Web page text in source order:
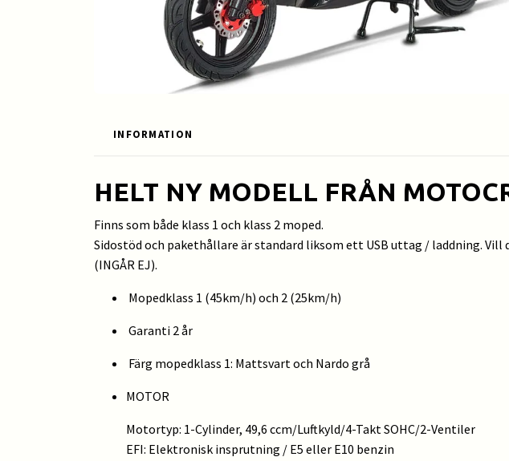
INFORMATION
HELT NY MODELL FRÅN
Finns som både klass 1 och klass 2 moped.
Sidostöd och pakethållare är standard liksom ett USB uttag / laddning.
(INGÅR EJ).
Mopedklass 1 (45km/h) och 2 (25km/h)
Garanti 2 år
Färg mopedklass 1: Mattsvart och Nardo grå
MOTOR
Motortyp: 1-Cylinder, 49,6 ccm/Luftkyld/4-Takt SOHC/2-Ventiler
EFI: Elektronisk insprutning / E5 eller E10 benzin